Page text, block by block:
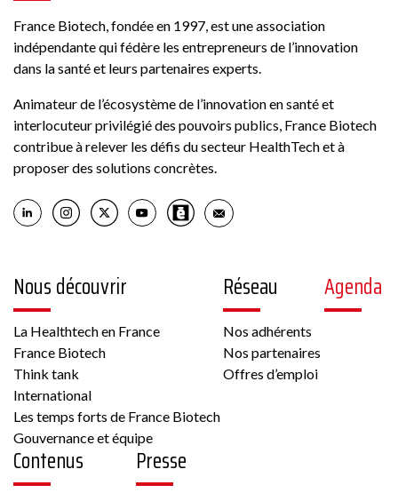
France Biotech, fondée en 1997, est une association
indépendante qui fédère les entrepreneurs de l’innovation
dans la santé et leurs partenaires experts.
Animateur de l’écosystème de l’innovation en santé et
interlocuteur privilégié des pouvoirs publics, France Biotech
contribue à relever les défis du secteur HealthTech et à
proposer des solutions concrètes.
Nous découvrir
La Healthtech en France
France Biotech
Think tank
International
Les temps forts de France Biotech
Gouvernance et équipe
Réseau
Nos adhérents
Nos partenaires
Offres d’emploi
Agenda
Contenus Presse